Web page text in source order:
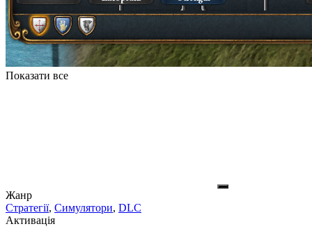
Показати все
Жанр
Стратегії, Симулятори, DLC
Активація